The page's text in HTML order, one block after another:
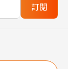
訂閱